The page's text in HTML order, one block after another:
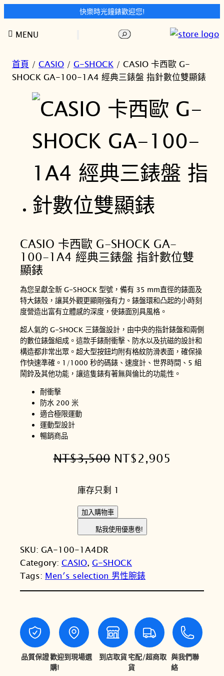
快樂時光鐘錶歡迎您!
至
搜
MENU
首頁 / CASIO / G-SHOCK / CASIO 卡西歐 G-
SHOCK GA-100-1A4 經典三錶盤 指針數位雙顯錶
CASIO 卡西歐 G-SHOCK GA-
100-1A4 經典三錶盤 指針數位雙
顯錶
為您呈獻全新 G-SHOCK 型號，備有 35 mm直徑的錶面及
特大錶殼，讓其外觀更顯剛強有力。錶盤環和凸起的小時刻
度營造出富有立體感的深度，使錶面別具風格。
超人氣的 G-SHOCK 三錶盤設計，由中央的指針錶盤和兩側
的數位錶盤組成。這款手錶耐衝擊、防水以及抗磁的設計和
構造都非常出眾。超大型按鈕均附有格紋防滑表面，確保操
作快速準確。1/1000 秒的碼錶、速度計、世界時間、5 組
鬧鈴及其他功能，讓這隻錶有著無與倫比的功能性。
耐衝擊
防水 200 米
適合極限運動
運動型設計
暢銷商品
NT$3,500 原
價
格
：
T
$
,
5
0
NT$2,905
9
0
5
庫存只剩 1
C
S
I
O
卡
西
G
-
S
H
加入購物車
點我使用優惠卷!
SKU: GA-100-1A4DR
Category: CASIO, G-SHOCK
Tags: Men′s selection 男性腕錶
品質保證歡迎到現場選
購!
到店取貨宅配/超商取
貨
與我們聯
絡